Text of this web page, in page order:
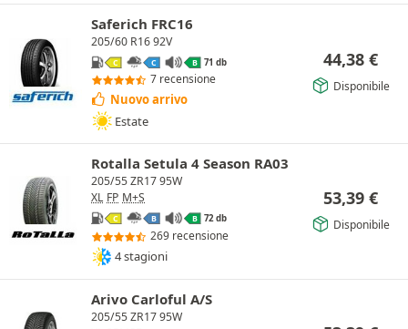
Saferich FRC16
205/60 R16 92V
C C B 71 db
7 recensione
Nuovo arrivo
Estate
44,38 €
Disponibile
Rotalla Setula 4 Season RA03
205/55 ZR17 95W
XL FP M+S
C B B 72 db
269 recensione
4 stagioni
53,39 €
Disponibile
Arivo Carloful A/S
205/55 ZR17 95W